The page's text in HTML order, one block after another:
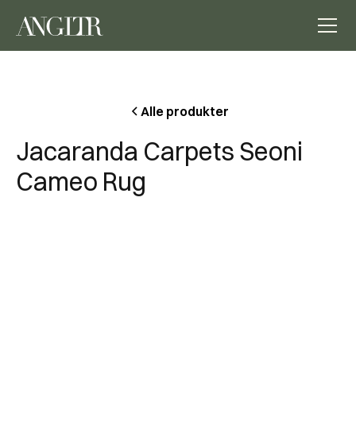
Alle produkter
Jacaranda Carpets Seoni
Cameo Rug